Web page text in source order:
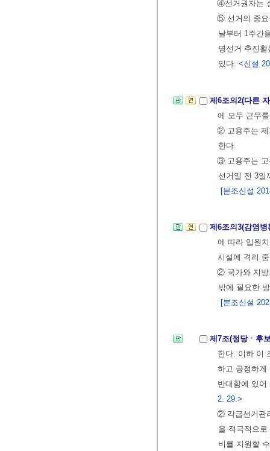
④선거권자는
⑤ 선거의 중요
날부터 1주간
명선거 추진
있다. <신설
제6조의2(다른
에 모두 근무
② 고용주는 제
한다.
③ 고용주는 고
선거일 전 3일
[본조신설
제6조의3(감염
에 따라 입원
시설에 격리
② 국가와 지방
밖에 필요한
[본조신설
제7조(정당ㆍ후
한다. 이하 이
하고 공정하게
반대함에 있
2. 29.>
② 각급선거관
을 적극적으
비를 지원할